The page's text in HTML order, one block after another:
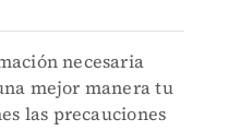
necesaria
mejor manera tu
las precauciones